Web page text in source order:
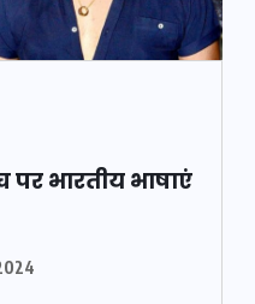
भारतीय भाषाएं